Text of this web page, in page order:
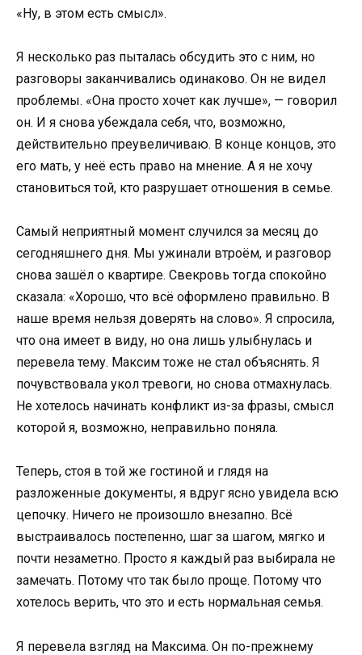
«Ну, в этом есть смысл».
Я несколько раз пыталась обсудить это с ним, но
разговоры заканчивались одинаково. Он не видел
проблемы. «Она просто хочет как лучше», — говорил
он. И я снова убеждала себя, что, возможно,
действительно преувеличиваю. В конце концов, это
его мать, у неё есть право на мнение. А я не хочу
становиться той, кто разрушает отношения в семье.
Самый неприятный момент случился за месяц до
сегодняшнего дня. Мы ужинали втроём, и разговор
снова зашёл о квартире. Свекровь тогда спокойно
сказала: «Хорошо, что всё оформлено правильно. В
наше время нельзя доверять на слово». Я спросила,
что она имеет в виду, но она лишь улыбнулась и
перевела тему. Максим тоже не стал объяснять. Я
почувствовала укол тревоги, но снова отмахнулась.
Не хотелось начинать конфликт из-за фразы, смысл
которой я, возможно, неправильно поняла.
Теперь, стоя в той же гостиной и глядя на
разложенные документы, я вдруг ясно увидела всю
цепочку. Ничего не произошло внезапно. Всё
выстраивалось постепенно, шаг за шагом, мягко и
почти незаметно. Просто я каждый раз выбирала не
замечать. Потому что так было проще. Потому что
хотелось верить, что это и есть нормальная семья.
Я перевела взгляд на Максима. Он по-прежнему